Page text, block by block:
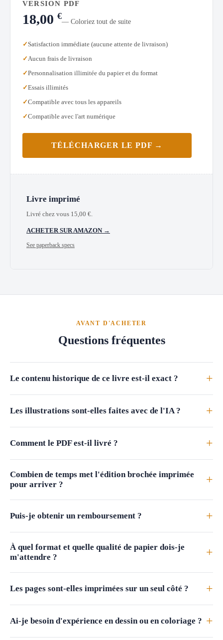
VERSION PDF
18,00 €
— Coloriez tout de suite
Satisfaction immédiate (aucune attente de livraison)
Aucun frais de livraison
Personnalisation illimitée du papier et du format
Essais illimités
Compatible avec tous les appareils
Compatible avec l'art numérique
TÉLÉCHARGER LE PDF →
Livre imprimé
Livré chez vous 15,00 €
ACHETER SUR AMAZON →
See paperback specs
AVANT D'ACHETER
Questions fréquentes
Le contenu historique de ce livre est-il exact ? +
Les illustrations sont-elles faites avec de l'IA ? +
Comment le PDF est-il livré ? +
Combien de temps met l'édition brochée imprimée
pour arriver ?
+
Puis-je obtenir un remboursement ? +
À quel format et quelle qualité de papier dois-je
m'attendre ?
+
Les pages sont-elles imprimées sur un seul côté ? +
Ai-je besoin d'expérience en dessin ou en coloriage ? +